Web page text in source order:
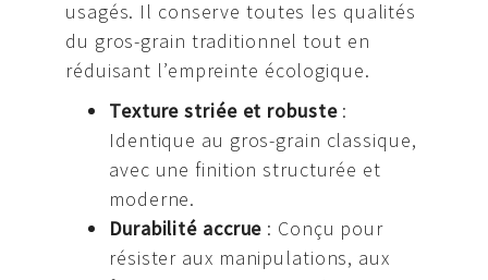
usagés. Il conserve toutes les qualités
du gros-grain traditionnel tout en
réduisant l’empreinte écologique.
Texture striée et robuste:
Identique au gros-grain classique,
avec une finition structurée et
moderne.
Durabilité accrue : Conçu pour
résister aux manipulations, aux